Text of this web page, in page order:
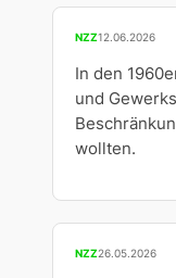
NZZ12.06.2026
In den
und
wollten.
NZZ26.05.2026